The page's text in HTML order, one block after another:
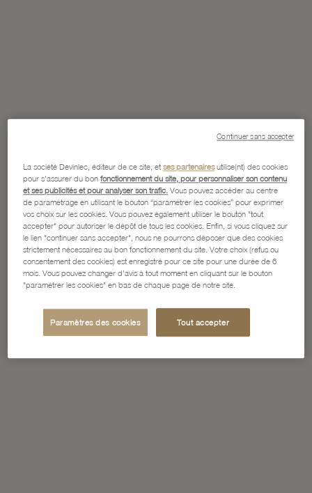
La société Devinlec, éditeur de ce site, etses partenairesutilise(nt) des cookies
pour s'assurer du bonfonctionnement du site, pour personnaliser son contenu
et ses publicités et pour analyser son trafic. Vous pouvez accéder au centre
de paramétrage en utilisant le bouton “paramétrer les cookies” pour exprimer
vos choix sur les cookies. Vous pouvez également utiliser le bouton "tout
accepter" pour autoriser le dépôt de tous les cookies. Enfin, si vous cliquez sur
le lien "continuer sans accepter", nous ne pourrons déposer que des cookies
strictement nécessaires au bon fonctionnement du site. Votre choix (refus ou
consentement des cookies) est enregistré pour ce site pour une durée de 6
mois. Vous pouvez changer d'avis à tout moment en cliquant sur le bouton
"paramétrer les cookies" en bas de chaque page de notre site.
Paramètres des cookies Tout accepter
Continuer sans accepter